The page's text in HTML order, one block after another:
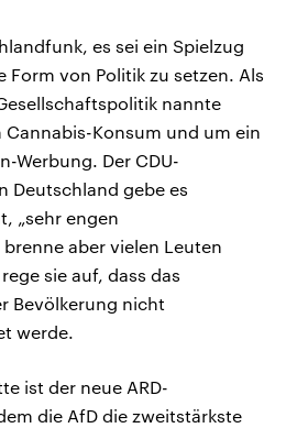
es sei ein Spielzug
Form von Politik zu setzen. Als
nannte
Konsum und um ein
Werbung. Der CDU-
Deutschland gebe es
„sehr engen
aber vielen Leuten
sie auf, dass das
Bevölkerung nicht
werde.
ist der neue ARD-
die AfD die zweitstärkste